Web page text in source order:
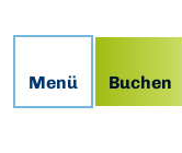
Menü Buchen